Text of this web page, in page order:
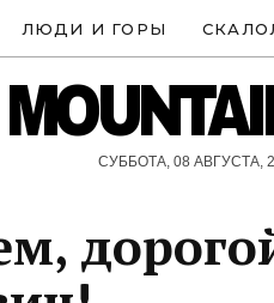
ЛЮДИ И ГОРЫ
СУББОТА, 08 АВГУСТА,